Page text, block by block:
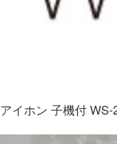
アイホン 子機付